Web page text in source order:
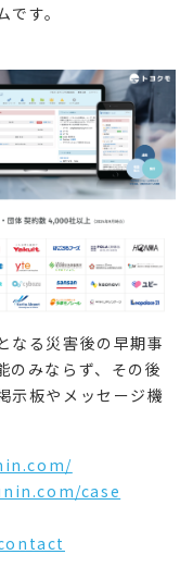
す。
なる災害後の早期事
のみならず、その後
示板やメッセージ機
case